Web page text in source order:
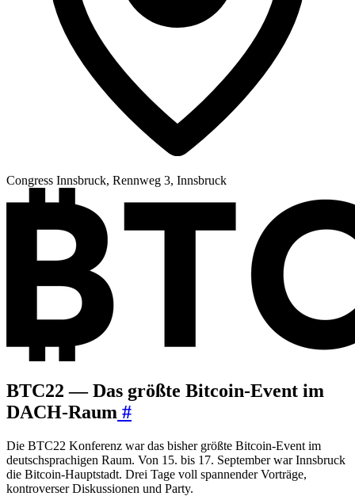
Congress Innsbruck, Rennweg 3, Innsbruck
BTC22 — Das größte Bitcoin-Event im
DACH-Raum #
Die BTC22 Konferenz war das bisher größte Bitcoin-Event im
deutschsprachigen Raum. Von 15. bis 17. September war Innsbruck
die Bitcoin-Hauptstadt. Drei Tage voll spannender Vorträge,
kontroverser Diskussionen und Party.